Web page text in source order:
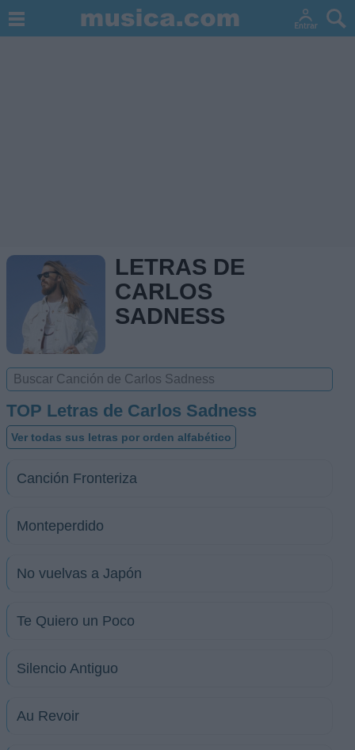
LETRAS DE
CARLOS
SADNESS
TOP Letras de Carlos Sadness
Ver todas sus letras por orden alfabético
Canción Fronteriza
Monteperdido
No vuelvas a Japón
Te Quiero un Poco
Silencio Antiguo
Au Revoir